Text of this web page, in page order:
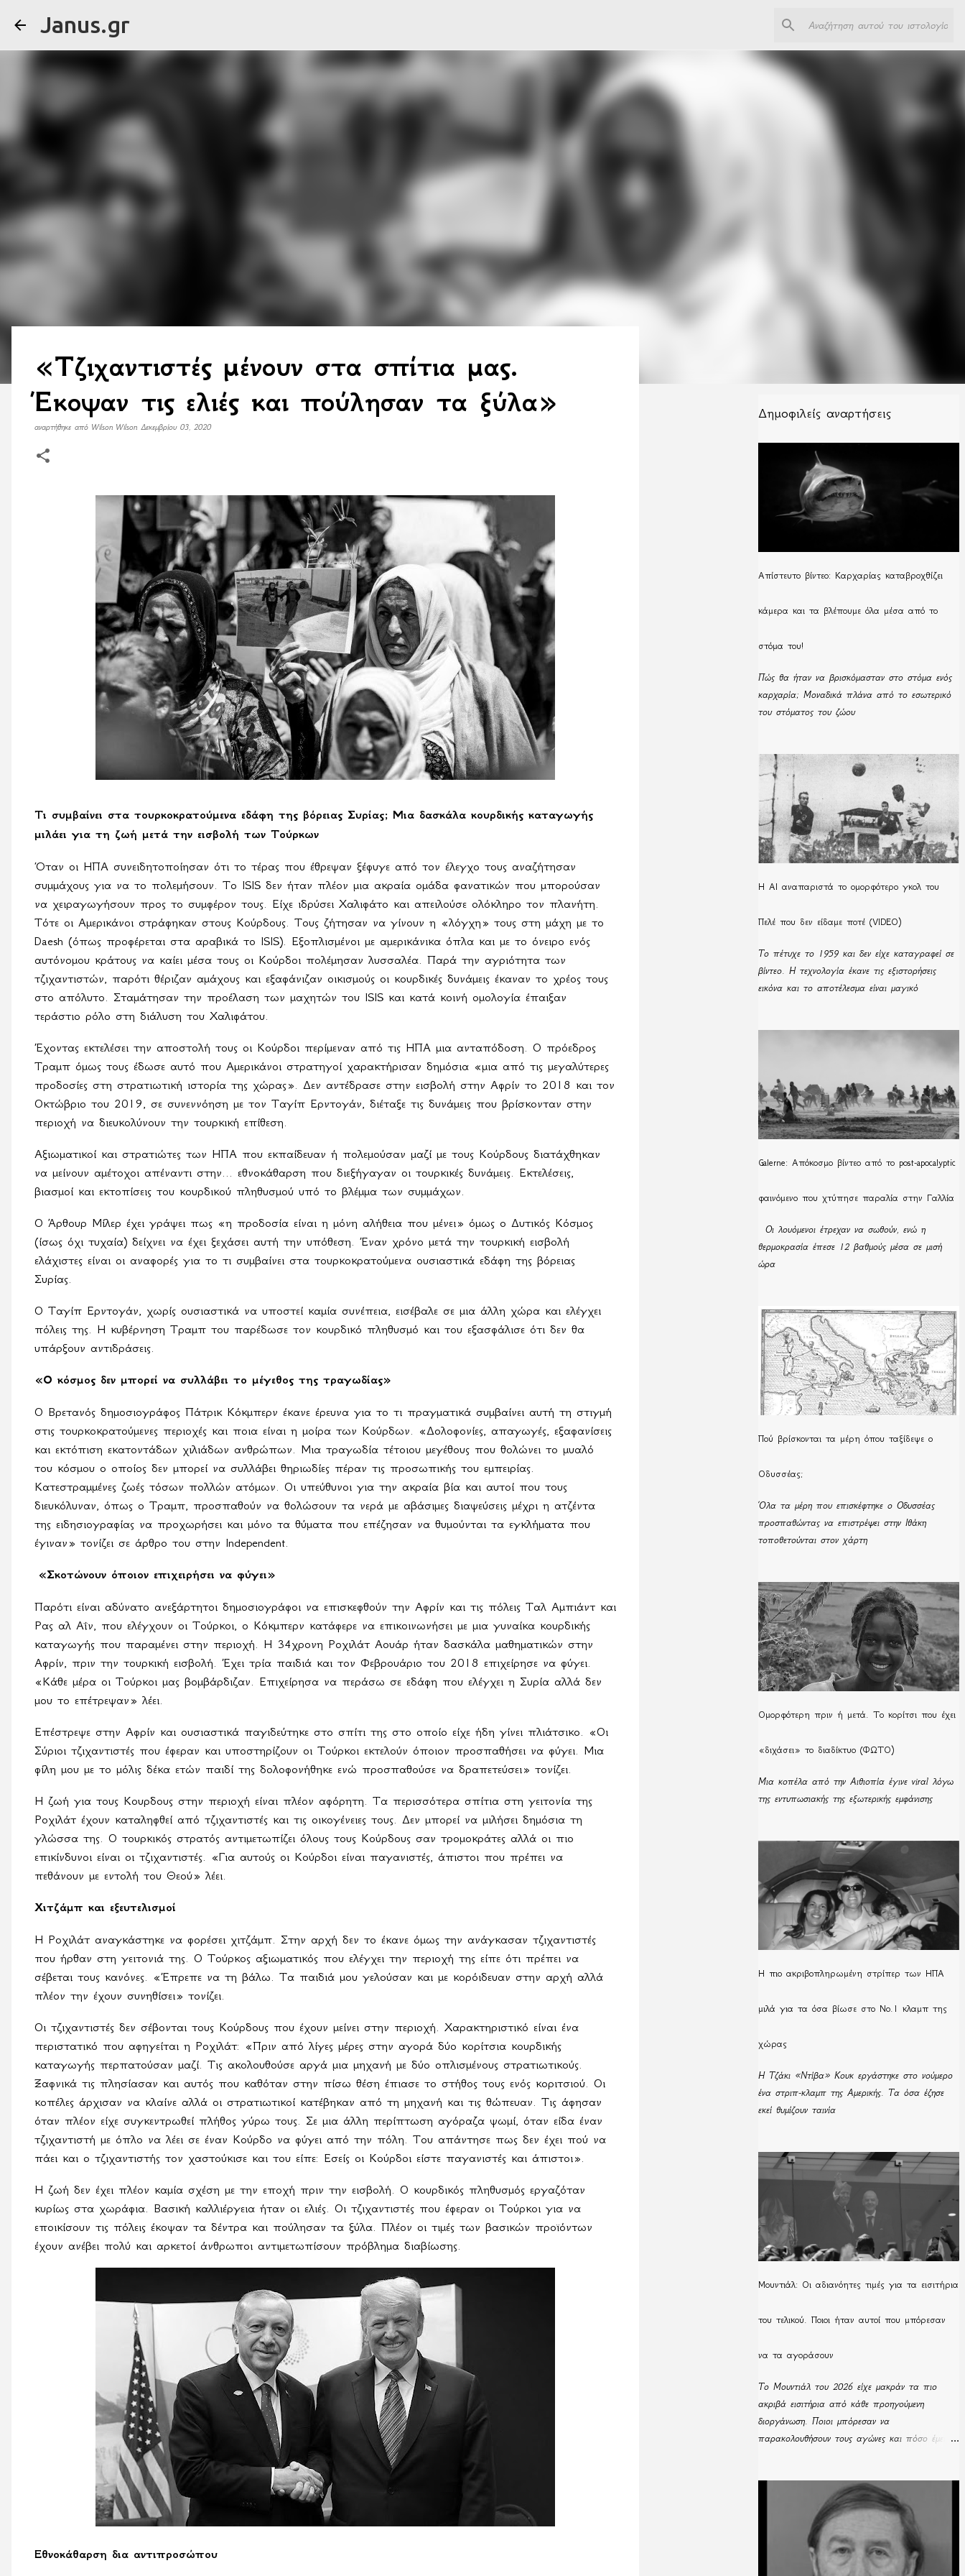
Janus.gr
«Τζιχαντιστές μένουν στα σπίτια μας.
Έκοψαν τις ελιές και πούλησαν τα ξύλα»
αναρτήθηκε από Wilson Wilson Δεκεμβρίου 03, 2020
Τι συμβαίνει στα τουρκοκρατούμενα εδάφη της βόρειας Συρίας; Μια δασκάλα κουρδικής καταγωγής
μιλάει για τη ζωή μετά την εισβολή των Τούρκων
Όταν οι ΗΠΑ συνειδητοποίησαν ότι το τέρας που έθρεψαν ξέφυγε από τον έλεγχο τους αναζήτησαν
συμμάχους για να το πολεμήσουν. Το ISIS δεν ήταν πλέον μια ακραία ομάδα φανατικών που μπορούσαν
να χειραγωγήσουν προς το συμφέρον τους. Είχε ιδρύσει Χαλιφάτο και απειλούσε ολόκληρο τον πλανήτη.
Τότε οι Αμερικάνοι στράφηκαν στους Κούρδους. Τους ζήτησαν να γίνουν η «λόγχη» τους στη μάχη με το
Daesh (όπως προφέρεται στα αραβικά το ISIS). Εξοπλισμένοι με αμερικάνικα όπλα και με το όνειρο ενός
αυτόνομου κράτους να καίει μέσα τους οι Κούρδοι πολέμησαν λυσσαλέα. Παρά την αγριότητα των
τζιχαντιστών, παρότι θέριζαν αμάχους και εξαφάνιζαν οικισμούς οι κουρδικές δυνάμεις έκαναν το χρέος τους
στο απόλυτο. Σταμάτησαν την προέλαση των μαχητών του ISIS και κατά κοινή ομολογία έπαιξαν
τεράστιο ρόλο στη διάλυση του Χαλιφάτου.
Έχοντας εκτελέσει την αποστολή τους οι Κούρδοι περίμεναν από τις ΗΠΑ μια ανταπόδοση. Ο πρόεδρος
Τραμπ όμως τους έδωσε αυτό που Αμερικάνοι στρατηγοί χαρακτήρισαν δημόσια «μια από τις μεγαλύτερες
προδοσίες στη στρατιωτική ιστορία της χώρας». Δεν αντέδρασε στην εισβολή στην Αφρίν το 2018 και τον
Οκτώβριο του 2019, σε συνεννόηση με τον Ταγίπ Ερντογάν, διέταξε τις δυνάμεις που βρίσκονταν στην
περιοχή να διευκολύνουν την τουρκική επίθεση.
Αξιωματικοί και στρατιώτες των ΗΠΑ που εκπαίδευαν ή πολεμούσαν μαζί με τους Κούρδους διατάχθηκαν
να μείνουν αμέτοχοι απέναντι στην... εθνοκάθαρση που διεξήγαγαν οι τουρκικές δυνάμεις. Εκτελέσεις,
βιασμοί και εκτοπίσεις του κουρδικού πληθυσμού υπό το βλέμμα των συμμάχων.
Ο Άρθουρ Μίλερ έχει γράψει πως «η προδοσία είναι η μόνη αλήθεια που μένει» όμως ο Δυτικός Κόσμος
(ίσως όχι τυχαία) δείχνει να έχει ξεχάσει αυτή την υπόθεση. Έναν χρόνο μετά την τουρκική εισβολή
ελάχιστες είναι οι αναφορές για το τι συμβαίνει στα τουρκοκρατούμενα ουσιαστικά εδάφη της βόρειας
Συρίας.
Ο Ταγίπ Ερντογάν, χωρίς ουσιαστικά να υποστεί καμία συνέπεια, εισέβαλε σε μια άλλη χώρα και ελέγχει
πόλεις της. Η κυβέρνηση Τραμπ του παρέδωσε τον κουρδικό πληθυσμό και του εξασφάλισε ότι δεν θα
υπάρξουν αντιδράσεις.
«Ο κόσμος δεν μπορεί να συλλάβει το μέγεθος της τραγωδίας»
Ο Βρετανός δημοσιογράφος Πάτρικ Κόκμπερν έκανε έρευνα για το τι πραγματικά συμβαίνει αυτή τη στιγμή
στις τουρκοκρατούμενες περιοχές και ποια είναι η μοίρα των Κούρδων. «Δολοφονίες, απαγωγές, εξαφανίσεις
και εκτόπιση εκατοντάδων χιλιάδων ανθρώπων. Μια τραγωδία τέτοιου μεγέθους που θολώνει το μυαλό
του κόσμου ο οποίος δεν μπορεί να συλλάβει θηριωδίες πέραν τις προσωπικής του εμπειρίας.
Κατεστραμμένες ζωές τόσων πολλών ατόμων. Οι υπεύθυνοι για την ακραία βία και αυτοί που τους
διευκόλυναν, όπως ο Τραμπ, προσπαθούν να θολώσουν τα νερά με αβάσιμες διαψεύσεις μέχρι η ατζέντα
της ειδησιογραφίας να προχωρήσει και μόνο τα θύματα που επέζησαν να θυμούνται τα εγκλήματα που
έγιναν» τονίζει σε άρθρο του στην Independent.
«Σκοτώνουν όποιον επιχειρήσει να φύγει»
Παρότι είναι αδύνατο ανεξάρτητοι δημοσιογράφοι να επισκεφθούν την Αφρίν και τις πόλεις Ταλ Αμπιάντ και
Ρας αλ Αΐν, που ελέγχουν οι Τούρκοι, ο Κόκμπερν κατάφερε να επικοινωνήσει με μια γυναίκα κουρδικής
καταγωγής που παραμένει στην περιοχή. Η 34χρονη Ροχιλάτ Αουάρ ήταν δασκάλα μαθηματικών στην
Αφρίν, πριν την τουρκική εισβολή. Έχει τρία παιδιά και τον Φεβρουάριο του 2018 επιχείρησε να φύγει.
«Κάθε μέρα οι Τούρκοι μας βομβάρδιζαν. Επιχείρησα να περάσω σε εδάφη που ελέγχει η Συρία αλλά δεν
μου το επέτρεψαν» λέει.
Επέστρεψε στην Αφρίν και ουσιαστικά παγιδεύτηκε στο σπίτι της στο οποίο είχε ήδη γίνει πλιάτσικο. «Οι
Σύριοι τζιχαντιστές που έφεραν και υποστηρίζουν οι Τούρκοι εκτελούν όποιον προσπαθήσει να φύγει. Μια
φίλη μου με το μόλις δέκα ετών παιδί της δολοφονήθηκε ενώ προσπαθούσε να δραπετεύσει» τονίζει.
Η ζωή για τους Κουρδους στην περιοχή είναι πλέον αφόρητη. Τα περισσότερα σπίτια στη γειτονία της
Ροχιλάτ έχουν καταληφθεί από τζιχαντιστές και τις οικογένειες τους. Δεν μπορεί να μιλήσει δημόσια τη
γλώσσα της. Ο τουρκικός στρατός αντιμετωπίζει όλους τους Κούρδους σαν τρομοκράτες αλλά οι πιο
επικίνδυνοι είναι οι τζιχαντιστές. «Για αυτούς οι Κούρδοι είναι παγανιστές, άπιστοι που πρέπει να
πεθάνουν με εντολή του Θεού» λέει.
Χιτζάμπ και εξευτελισμοί
Η Ροχιλάτ αναγκάστηκε να φορέσει χιτζάμπ. Στην αρχή δεν το έκανε όμως την ανάγκασαν τζιχαντιστές
που ήρθαν στη γειτονιά της. Ο Τούρκος αξιωματικός που ελέγχει την περιοχή της είπε ότι πρέπει να
σέβεται τους κανόνες. «Έπρεπε να τη βάλω. Τα παιδιά μου γελούσαν και με κορόιδευαν στην αρχή αλλά
πλέον την έχουν συνηθίσει» τονίζει.
Οι τζιχαντιστές δεν σέβονται τους Κούρδους που έχουν μείνει στην περιοχή. Χαρακτηριστικό είναι ένα
περιστατικό που αφηγείται η Ροχιλάτ: «Πριν από λίγες μέρες στην αγορά δύο κορίτσια κουρδικής
καταγωγής περπατούσαν μαζί. Τις ακολουθούσε αργά μια μηχανή με δύο οπλισμένους στρατιωτικούς.
Ξαφνικά τις πλησίασαν και αυτός που καθόταν στην πίσω θέση έπιασε το στήθος τους ενός κοριτσιού. Οι
κοπέλες άρχισαν να κλαίνε αλλά οι στρατιωτικοί κατέβηκαν από τη μηχανή και τις θώπευαν. Τις άφησαν
όταν πλέον είχε συγκεντρωθεί πλήθος γύρω τους. Σε μια άλλη περίπτωση αγόραζα ψωμί, όταν είδα έναν
τζιχαντιστή με όπλο να λέει σε έναν Κούρδο να φύγει από την πόλη. Του απάντησε πως δεν έχει πού να
πάει και ο τζιχαντιστής τον χαστούκισε και του είπε: Εσείς οι Κούρδοι είστε παγανιστές και άπιστοι».
Η ζωή δεν έχει πλέον καμία σχέση με την εποχή πριν την εισβολή. Ο κουρδικός πληθυσμός εργαζόταν
κυρίως στα χωράφια. Βασική καλλιέργεια ήταν οι ελιές. Οι τζιχαντιστές που έφεραν οι Τούρκοι για να
εποικίσουν τις πόλεις έκοψαν τα δέντρα και πούλησαν τα ξύλα. Πλέον οι τιμές των βασικών προϊόντων
έχουν ανέβει πολύ και αρκετοί άνθρωποι αντιμετωπίσουν πρόβλημα διαβίωσης.
Εθνοκάθαρση δια αντιπροσώπου
Δημοφιλείς αναρτήσεις
Απίστευτο βίντεο: Καρχαρίας καταβροχθίζει
κάμερα και τα βλέπουμε όλα μέσα από το
στόμα του!
Πώς θα ήταν να βρισκόμασταν στο στόμα ενός
καρχαρία; Μοναδικά πλάνα από το εσωτερικό
του στόματος του ζώου
Η ΑΙ αναπαριστά το ομορφότερο γκολ του
Πελέ που δεν είδαμε ποτέ (VIDEO)
Το πέτυχε το 1959 και δεν είχε καταγραφεί σε
βίντεο. Η τεχνολογία έκανε τις εξιστορήσεις
εικόνα και το αποτέλεσμα είναι μαγικό
Galerne: Απόκοσμο βίντεο από το post-apocalyptic
φαινόμενο που χτύπησε παραλία στην Γαλλία
Οι λουόμενοι έτρεχαν να σωθούν, ενώ η
θερμοκρασία έπεσε 12 βαθμούς μέσα σε μισή
ώρα
Πού βρίσκονται τα μέρη όπου ταξίδεψε ο
Οδυσσέας;
Όλα τα μέρη που επισκέφτηκε ο Οδυσσέας
προσπαθώντας να επιστρέψει στην Ιθάκη
τοποθετούνται στον χάρτη
Ομορφότερη πριν ή μετά. Το κορίτσι που έχει
«διχάσει» το διαδίκτυο (ΦΩΤΟ)
Μια κοπέλα από την Αιθιοπία έγινε viral λόγω
της εντυπωσιακής της εξωτερικής εμφάνισης
H πιο ακριβοπληρωμένη στρίπερ των ΗΠΑ
μιλά για τα όσα βίωσε στο Νο.1 κλαμπ της
χώρας
Η Τζάκι «Ντίβα» Κουκ εργάστηκε στο νούμερο
ένα στριπ-κλαμπ της Αμερικής. Τα όσα έζησε
εκεί θυμίζουν ταινία
Μουντιάλ: Οι αδιανόητες τιμές για τα εισιτήρια
του τελικού. Ποιοι ήταν αυτοί που μπόρεσαν
να τα αγοράσουν
Το Μουντιάλ του 2026 είχε μακράν τα πιο
ακριβά εισιτήρια από κάθε προηγούμενη
διοργάνωση. Ποιοι μπόρεσαν να
παρακολουθήσουν τους αγώνες και πόσο έμειναν